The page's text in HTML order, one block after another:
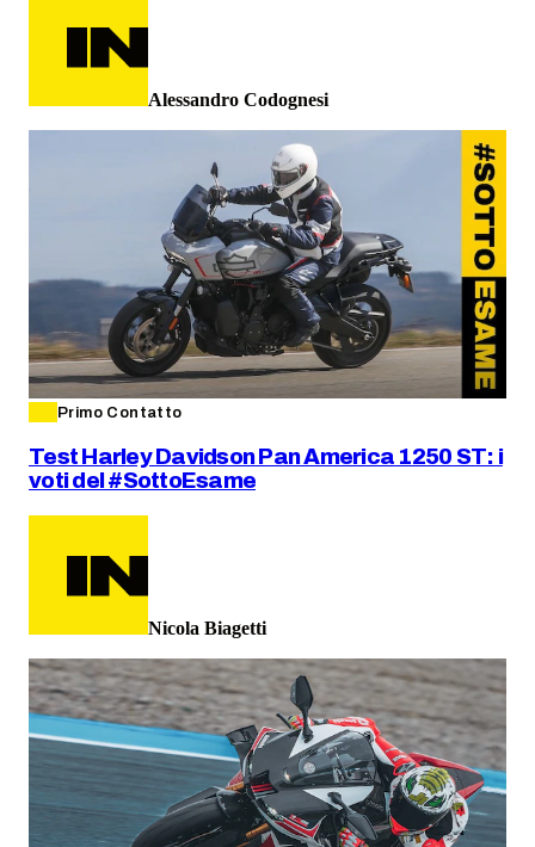
Alessandro Codognesi
Primo Contatto
Test Harley Davidson Pan America 1250 ST: i
voti del #SottoEsame
Nicola Biagetti